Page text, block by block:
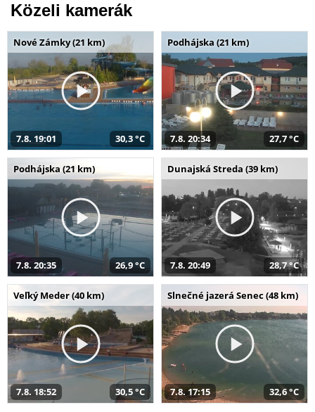
Közeli kamerák
Nové Zámky (21 km)
7.8. 19:01 30,3 °C
Podhájska (21 km)
7.8. 20:34 27,7 °C
Podhájska (21 km)
7.8. 20:35 26,9 °C
Dunajská Streda (39 km)
7.8. 20:49 28,7 °C
Veľký Meder (40 km)
7.8. 18:52 30,5 °C
Slnečné jazerá Senec (48 km)
7.8. 17:15 32,6 °C